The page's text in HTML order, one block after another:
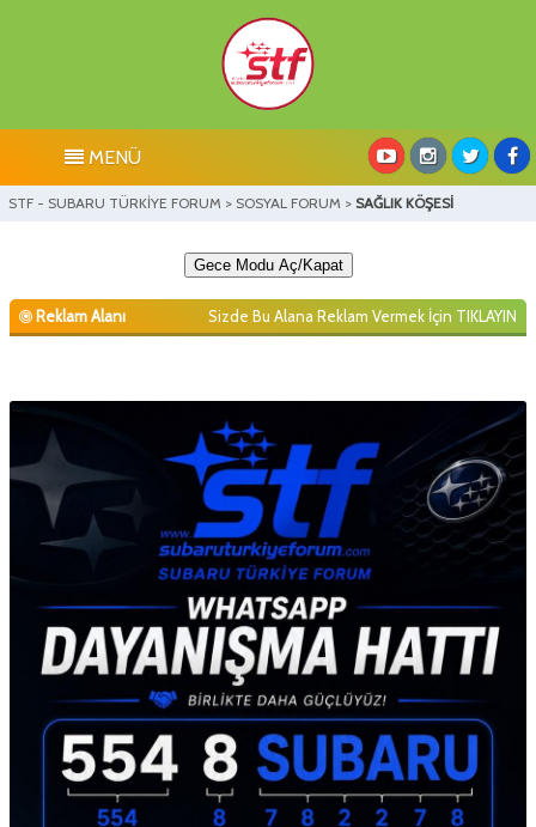
MENÜ
STF - SUBARU TÜRKİYE FORUM > SOSYAL FORUM > SAĞLIK KÖŞESİ
Gece Modu Aç/Kapat
Reklam Alanı Sizde Bu Alana Reklam Vermek İçin TIKLAYIN